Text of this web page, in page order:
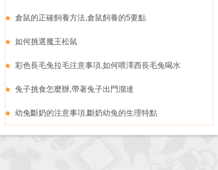
倉鼠的正確飼養方法,倉鼠飼養的5要點
如何挑選魔王松鼠
彩色長毛兔拉毛注意事項,如何喂澤西長毛兔喝水
兔子挑食怎麼辦,帶著兔子出門溜達
幼兔斷奶的注意事項,斷奶幼兔的生理特點